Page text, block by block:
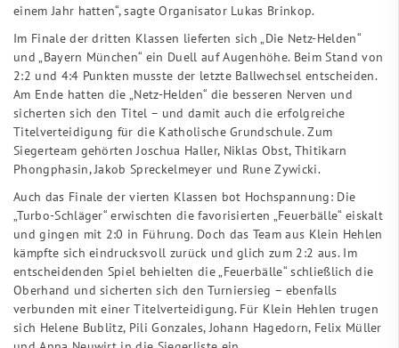
einem Jahr hatten“, sagte Organisator Lukas Brinkop.
Im Finale der dritten Klassen lieferten sich „Die Netz-Helden“
und „Bayern München“ ein Duell auf Augenhöhe. Beim Stand von
2:2 und 4:4 Punkten musste der letzte Ballwechsel entscheiden.
Am Ende hatten die „Netz-Helden“ die besseren Nerven und
sicherten sich den Titel – und damit auch die erfolgreiche
Titelverteidigung für die Katholische Grundschule. Zum
Siegerteam gehörten Joschua Haller, Niklas Obst, Thitikarn
Phongphasin, Jakob Spreckelmeyer und Rune Zywicki.
Auch das Finale der vierten Klassen bot Hochspannung: Die
„Turbo-Schläger“ erwischten die favorisierten „Feuerbälle“ eiskalt
und gingen mit 2:0 in Führung. Doch das Team aus Klein Hehlen
kämpfte sich eindrucksvoll zurück und glich zum 2:2 aus. Im
entscheidenden Spiel behielten die „Feuerbälle“ schließlich die
Oberhand und sicherten sich den Turniersieg – ebenfalls
verbunden mit einer Titelverteidigung. Für Klein Hehlen trugen
sich Helene Bublitz, Pili Gonzales, Johann Hagedorn, Felix Müller